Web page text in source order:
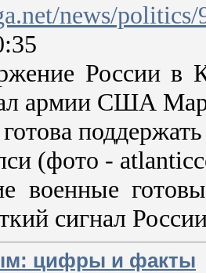
news/
России в
армии США
(фото -
военные
сигнал
цифры и факты